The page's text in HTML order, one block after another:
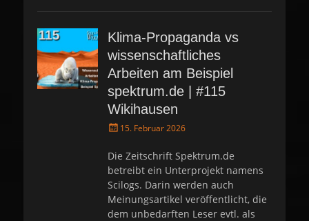
Klima-Propaganda vs
wissenschaftliches
Arbeiten am Beispiel
spektrum.de | #115
Wikihausen
P
s
t
e
d
o
n
15. Februar 2026
Die Zeitschrift Spektrum.de
betreibt ein Unterprojekt namens
Scilogs. Darin werden auch
Meinungsartikel veröffentlicht, die
dem unbedarften Leser evtl. als